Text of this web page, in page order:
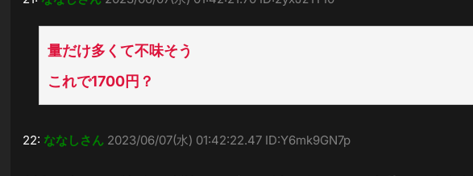
量だけ多くて不味そう
これで1700円？
22: ななしさん 2023/06/07(水) 01:42:22.47 ID:Y6mk9GN7p